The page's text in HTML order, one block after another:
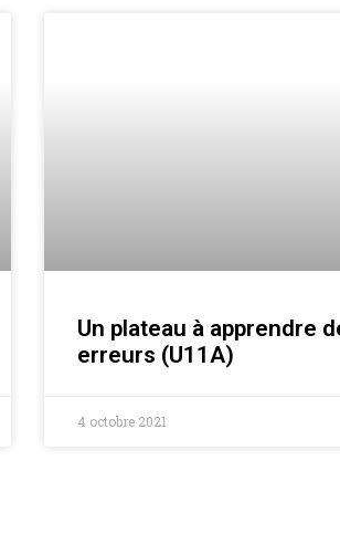
Un plateau à apprendre
erreurs (U11A)
4 octobre 2021